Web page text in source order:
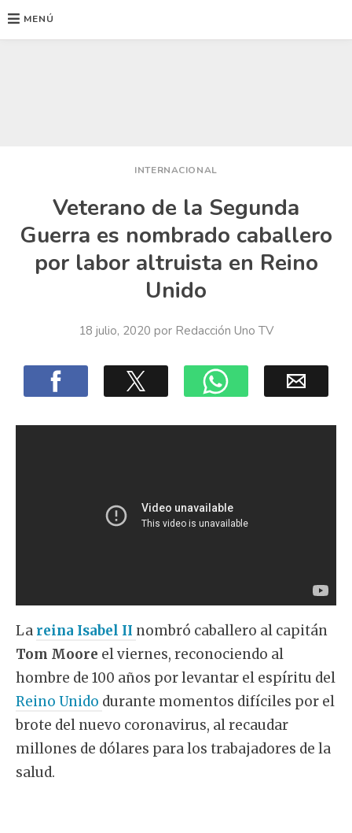
MENÚ
INTERNACIONAL
Veterano de la Segunda
Guerra es nombrado caballero
por labor altruista en Reino
Unido
18 julio, 2020 por Redacción Uno TV
La reina Isabel II nombró caballero al capitán
Tom Moore el viernes, reconociendo al
hombre de 100 años por levantar el espíritu del
Reino Unido durante momentos difíciles por el
brote del nuevo coronavirus, al recaudar
millones de dólares para los trabajadores de la
salud.